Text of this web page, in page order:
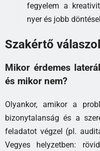
fegyelem a
nyer és jobb
Szakértő
Mikor érdemes
és mikor nem?
Olyankor, amikor a
bizonytalanság és a
feladatot végzel (pl.
Vegyes helyzetben: